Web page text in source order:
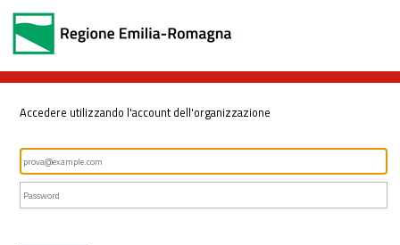
Accedere utilizzando l'account dell'organizzazione